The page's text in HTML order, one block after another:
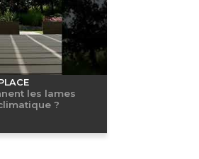
les lames
?